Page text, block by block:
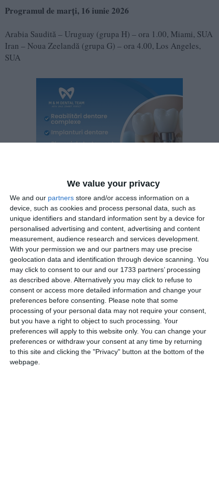
We value your privacy
We and our partners store and/or access information on a
device, such as cookies and process personal data, such as
unique identifiers and standard information sent by a device for
personalised advertising and content, advertising and content
measurement, audience research and services development.
With your permission we and our partners may use precise
geolocation data and identification through device scanning. You
may click to consent to our and our 1733 partners’ processing
as described above. Alternatively you may click to refuse to
consent or access more detailed information and change your
preferences before consenting. Please note that some
processing of your personal data may not require your consent,
but you have a right to object to such processing. Your
preferences will apply to this website only. You can change your
preferences or withdraw your consent at any time by returning
to this site and clicking the "Privacy" button at the bottom of the
webpage.
Programul de marți, 16 iunie 2026
Arabia Saudită – Uruguay (grupa H) – ora 1.00, Miami, SUA
Iran – Noua Zeelandă (grupa G) – ora 4.00, Los Angeles,
SUA
Franța – Senegal (grupa I) – ora 22.00, New Jersey, SUA.
Sursa foto galerie: Facebook (FIFA World Cup)
Citește și:
Campionatul Mondial 2026
Surpriză uriașă! Spania, campioana Europei, nu a putut
învinge selecționata debutantă a Capului Verde!
(GALERIE FOTO)